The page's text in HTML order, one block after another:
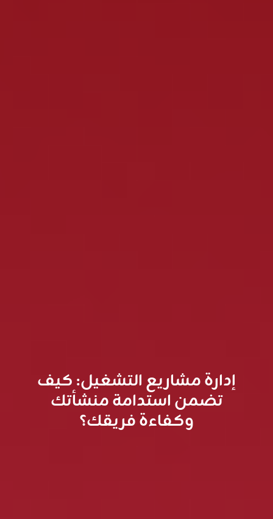
إدارة مشاريع التشغيل: كيف
تضمن استدامة منشأتك
وكفاءة فريقك؟